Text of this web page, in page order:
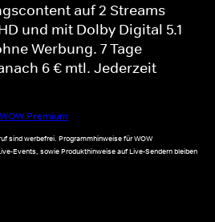
auf 2 Streams
und mit Dolby Digital 5.1
Werbung. 7 Tage
6 € mtl. Jederzeit
Premium
sind werbefrei. Programmhinweise für WOW
Events, sowie Produkthinweise auf Live-Sendern bleiben